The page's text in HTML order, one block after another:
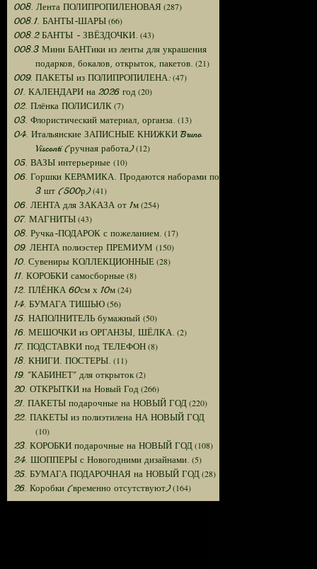
008. Лента ПОЛИПРОПИЛЕНОВАЯ (287)
008.1. БАНТЫ-ШАРЫ(66)
008.2 БАНТЫ - ЗВЁЗДОЧКИ. (43)
008.3 Мини БАНТики из ленты для украшения
подарков, бокалов, открыток, пакетов. (21)
009. ПАКЕТЫ из ПОЛИПРОПИЛЕНА:(47)
01. КАЛЕНДАРИ на 2026 год (20)
02. Плёнка ПОЛИСИЛК(7)
03. Флористический материал, органза. (13)
04. Итальянские ЗАПИСНЫЕ КНИЖКИ Bruno
Visconti (ручная работа)(12)
05. ВАЗЫ интерьерные (10)
06. Горшки КЕРАМИКА. Продаются наборами по
3 шт (500р)(41)
06. ЛЕНТА для ЗАКАЗА от 1м(254)
07. МАГНИТЫ(43)
08. Ручка-ПОДАРОК с пожеланием. (17)
09. ЛЕНТА полиэстер ПРЕМИУМ (150)
10. Сувениры КОЛЛЕКЦИОННЫЕ(28)
11. КОРОБКИ самосборные(8)
12. ПЛЁНКА 60см х 10м(24)
14. БУМАГА ТИШЬЮ(56)
15. НАПОЛНИТЕЛЬ бумажный (50)
16. МЕШОЧКИ из ОРГАНЗЫ, ШЁЛКА. (2)
17. ПОДСТАВКИ под ТЕЛЕФОН(8)
18. КНИГИ. ПОСТЕРЫ. (11)
19. "КАБИНЕТ" для открыток(2)
20. ОТКРЫТКИ на Новый Год (266)
21. ПАКЕТЫ подарочные на НОВЫЙ ГОД(220)
22. ПАКЕТЫ из полиэтилена НА НОВЫЙ ГОД
(10)
23. КОРОБКИ подарочные на НОВЫЙ ГОД(108)
24. ШОППЕРЫ с Новогодними дизайнами. (5)
25. БУМАГА ПОДАРОЧНАЯ на НОВЫЙ ГОД(28)
26. Коробки (временно отсутствуют)(164)